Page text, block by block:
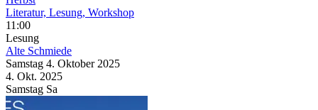
Literatur, Lesung, Workshop
11:00
Lesung
Alte Schmiede
Samstag 4. Oktober 2025
4. Okt. 2025
Samstag Sa